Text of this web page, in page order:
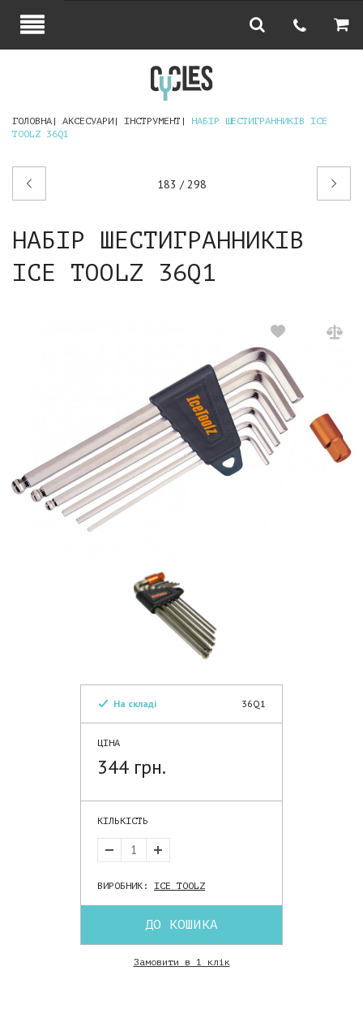
ГОЛОВНА АКСЕСУАРИ ІНСТРУМЕНТ
НАБІР ШЕСТИГРАННИКІВ ICE
TOOLZ 36Q1
183 / 298
Наступний
НАБІР ШЕСТИГРАННИКІВ
ICE TOOLZ 36Q1
На складі 36Q1
ЦІНА
344 грн.
КІЛЬКІСТЬ
ВИРОБНИК: ICE TOOLZ
ДО КОШИКА
Замовити в 1 клік